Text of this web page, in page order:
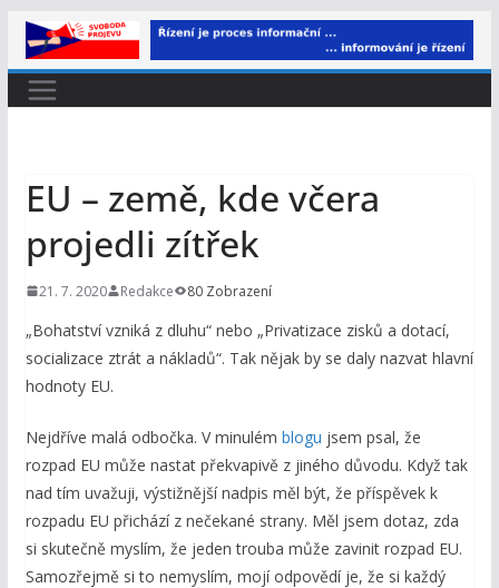
Přeskočit
na
obsah
EU – země, kde včera
projedli zítřek
21. 7. 2020 Redakce 80 Zobrazení
„Bohatství vzniká z dluhu“ nebo „Privatizace zisků a dotací,
socializace ztrát a nákladů“. Tak nějak by se daly nazvat hlavní
hodnoty EU.
Nejdříve malá odbočka. V minulém blogu jsem psal, že
rozpad EU může nastat překvapivě z jiného důvodu. Když tak
nad tím uvažuji, výstižnější nadpis měl být, že příspěvek k
rozpadu EU přichází z nečekané strany. Měl jsem dotaz, zda
si skutečně myslím, že jeden trouba může zavinit rozpad EU.
Samozřejmě si to nemyslím, mojí odpovědí je, že si každý